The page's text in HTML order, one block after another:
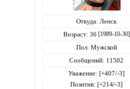
Откуда: Ленск
Возраст: 36 [1989-10-30]
Пол: Мужской
Сообщений: 11502
Уважение: [+407/-3]
Позитив: [+214/-3]